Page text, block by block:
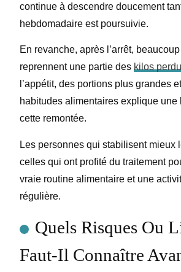
continue à descendre doucement
hebdomadaire est poursuivie.
En revanche, après l’arrêt,
reprennent une partie des kilos
l’appétit, des portions plus grandes
habitudes alimentaires explique une
cette remontée.
Les personnes qui stabilisent mieux
celles qui ont profité du traitement
vraie routine alimentaire et une
régulière.
Quels Risques Ou
Faut-Il Connaître